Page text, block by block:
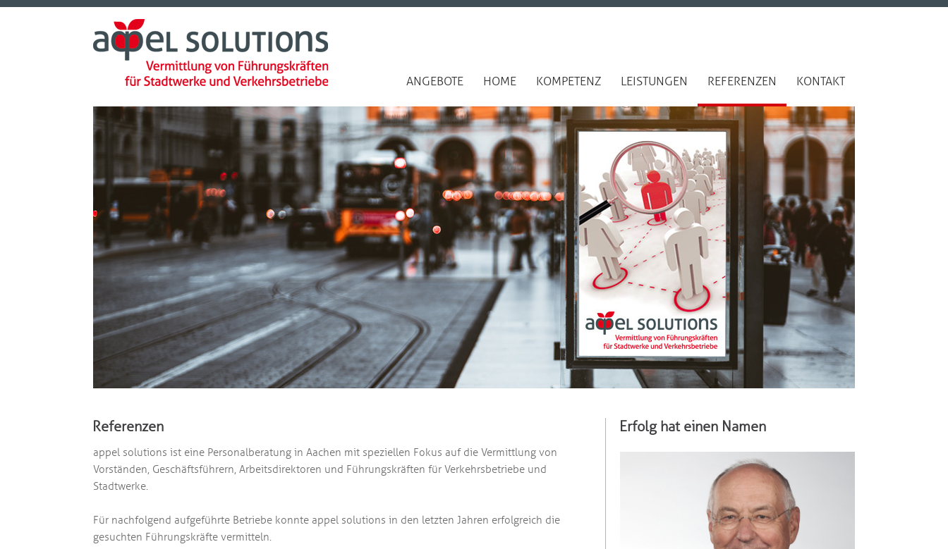
ANGEBOTE HOME KOMPETENZ LEISTUNGEN REFERENZEN KONTAKT
Referenzen
appel solutions ist eine Personalberatung in Aachen mit speziellen Fokus auf die Vermittlung von
Vorständen, Geschäftsführern, Arbeitsdirektoren und Führungskräften für Verkehrsbetriebe und
Stadtwerke.
Für nachfolgend aufgeführte Betriebe konnte appel solutions in den letzten Jahren erfolgreich die
gesuchten Führungskräfte vermitteln.
Erfolg hat einen Namen